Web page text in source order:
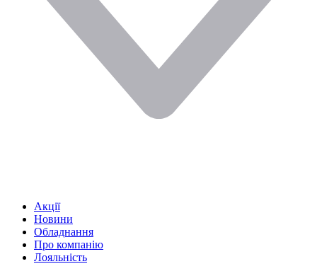
Акції
Новини
Обладнання
Про компанію
Лояльність